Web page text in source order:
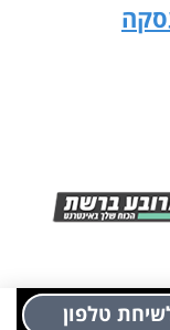
טלפון